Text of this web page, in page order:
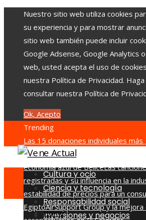
Nuestro sitio web utiliza cookies
su experiencia y para mostrar
sitio web también puede incluir
Google Adsense, Google Analytics
web, usted acepta el uso de
nuestra Política de Privacidad.
consultar nuestra Política de
Ok, Acepto
Trending
Las 15 donaciones individuales
movilizaron a otros donantes
economía azul de BeliceLas
registradas y su influencia en la
estabilidad de precios para un
EgiptoAirSupport Group y la
Cultura y ocio
Ciencia y tecnología
Responsabilidad social
Inversiones y negocios
Home